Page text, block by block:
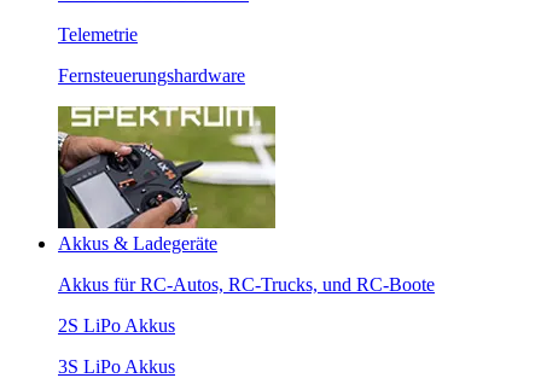
Telemetrie
Fernsteuerungshardware
Akkus & Ladegeräte
Akkus für RC-Autos, RC-Trucks, und RC-Boote
2S LiPo Akkus
3S LiPo Akkus